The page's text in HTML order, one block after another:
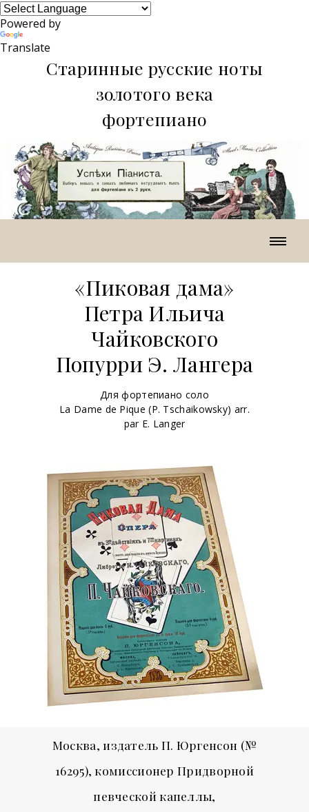
Powered by
Translate
Старинные русские ноты
золотого века
фортепиано
«Пиковая дама»
Петра Ильича
Чайковского
Попурри Э. Лангера
Для фортепиано соло
La Dame de Pique (P. Tschaikowsky) arr.
par E. Langer
Москва, издатель П. Юргенсон (№
16295), комиссионер Придворной
певческой капеллы,